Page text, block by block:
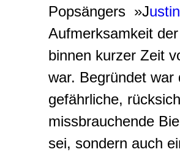
Popsängers »J
Aufmerksamkeit
binnen kurzer Zeit
war. Begründet war
gefährliche,
missbrauchende
sei, sondern auch